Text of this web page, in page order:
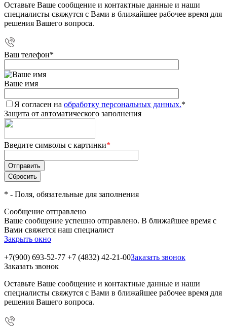
Оставьте Ваше сообщение и контактные данные и наши
специалисты свяжутся с Вами в ближайшее рабочее время для
решения Вашего вопроса.
Ваш телефон*
Ваше имя
Я согласен на обработку персональных данных.*
Защита от автоматического заполнения
Введите символы с картинки*
* - Поля, обязательные для заполнения
Сообщение отправлено
Ваше сообщение успешно отправлено. В ближайшее время с
Вами свяжется наш специалист
Закрыть окно
+7(900) 693-52-77 +7 (4832) 42-21-00Заказать звонок
Заказать звонок
Оставьте Ваше сообщение и контактные данные и наши
специалисты свяжутся с Вами в ближайшее рабочее время для
решения Вашего вопроса.